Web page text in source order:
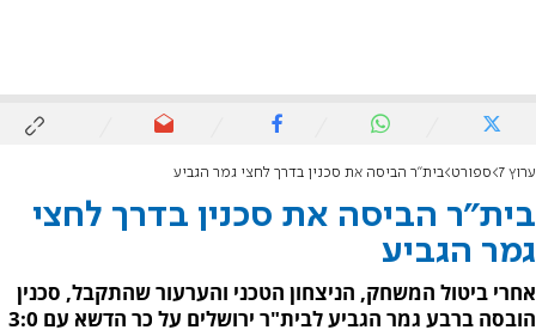
ערוץ 7 ספורט בית"ר הביסה את סכנין בדרך לחצי גמר הגביע
בית"ר הביסה את סכנין בדרך לחצי
גמר הגביע
אחרי ביטול המשחק, הניצחון הטכני והערעור שהתקבל, סכנין
הובסה ברבע גמר הגביע לבית"ר ירושלים על כר הדשא עם 3:0